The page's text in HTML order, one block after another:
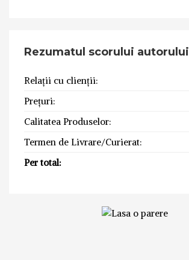
Rezumatul scorului autorului
Relații cu clienții:
Prețuri:
Calitatea Produselor:
Termen de Livrare/Curierat:
Per total: